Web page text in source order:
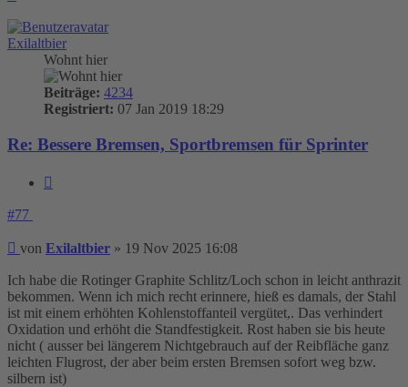
Exilaltbier
Wohnt hier
Beiträge: 4234
Registriert: 07 Jan 2019 18:29
Re: Bessere Bremsen, Sportbremsen für Sprinter
#77
Beitrag
von Exilaltbier » 19 Nov 2025 16:08
Ich habe die Rotinger Graphite Schlitz/Loch schon in leicht anthrazit
bekommen. Wenn ich mich recht erinnere, hieß es damals, der Stahl
ist mit einem erhöhten Kohlenstoffanteil vergütet,. Das verhindert
Oxidation und erhöht die Standfestigkeit. Rost haben sie bis heute
nicht ( ausser bei längerem Nichtgebrauch auf der Reibfläche ganz
leichten Flugrost, der aber beim ersten Bremsen sofort weg bzw.
silbern ist)